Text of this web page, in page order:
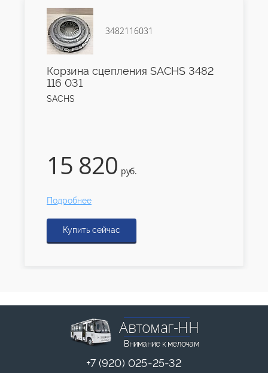
3482116031
Корзина сцепления SACHS 3482
116 031
SACHS
15 820 руб.
Подробнее
Купить сейчас
Автомаг-НН
Внимание к мелочам
+7 (920) 025-25-32